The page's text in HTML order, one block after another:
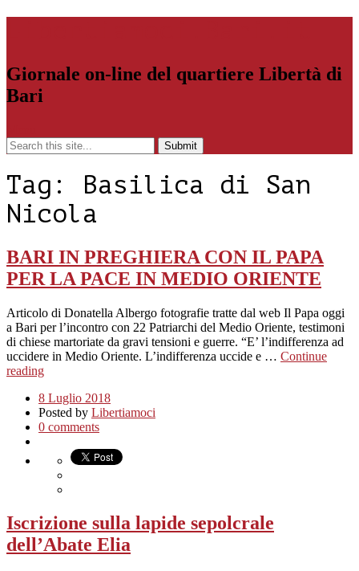
Giornale on-line del quartiere Libertà di
Bari
Tag: Basilica di San
Nicola
BARI IN PREGHIERA CON IL PAPA
PER LA PACE IN MEDIO ORIENTE
Articolo di Donatella Albergo fotografie tratte dal web Il Papa oggi
a Bari per l’incontro con 22 Patriarchi del Medio Oriente, testimoni
di chiese martoriate da gravi tensioni e guerre. “E’ l’indifferenza ad
uccidere in Medio Oriente. L’indifferenza uccide e … Continue
reading
8 Luglio 2018
Posted by Libertiamoci
0 comments
Iscrizione sulla lapide sepolcrale
dell’Abate Elia